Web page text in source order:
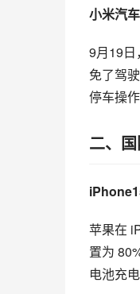
小米汽
9月19日
免了驾
停车操
二、
苹果在
置为
电池充